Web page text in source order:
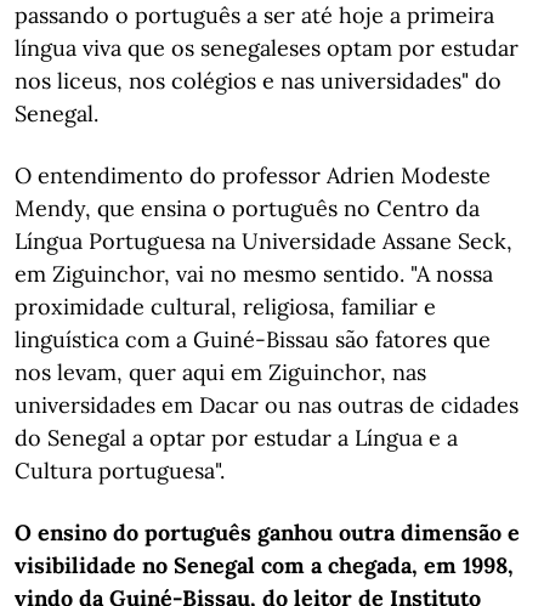
passando o português a ser até hoje a primeira
língua viva que os senegaleses optam por estudar
nos liceus, nos colégios e nas universidades" do
Senegal.
O entendimento do professor Adrien Modeste
Mendy, que ensina o português no Centro da
Língua Portuguesa na Universidade Assane Seck,
em Ziguinchor, vai no mesmo sentido. "A nossa
proximidade cultural, religiosa, familiar e
linguística com a Guiné-Bissau são fatores que
nos levam, quer aqui em Ziguinchor, nas
universidades em Dacar ou nas outras de cidades
do Senegal a optar por estudar a Língua e a
Cultura portuguesa".
O ensino do português ganhou outra dimensão e
visibilidade no Senegal com a chegada, em 1998,
vindo da Guiné-Bissau, do leitor de Instituto